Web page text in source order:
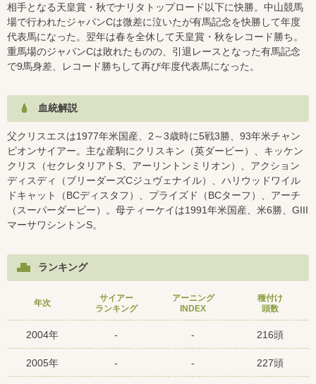
相手となる天皇賞・秋でナリタトップロード以下に快勝。中山競馬
場で行われたジャパンCは微差に泣いたが有馬記念を快勝して年度
代表馬になった。翌年は春を全休して天皇賞・秋をレコード勝ち。
重馬場のジャパンCは敗れたものの、引退レースとなった有馬記念
で9馬身差、レコード勝ちして再び年度代表馬になった。
血統解説
父クリスエスは1977年米国産、2～3歳時に5戦3勝、93年米チャン
ピオンサイアー。主な産駒にクリスキン（英ダービー）、キッケン
クリス（セクレタリアトS、アーリントンミリオン）、アクション
ディスディ（ブリーダーズCジュヴェナイル）、ハリウッドワイル
ドキャット（BCディスタフ）、プライズド（BCターフ）、アーチ
（スーパーダービー）。母ティーケイは1991年米国産、米6勝、GIII
マーサワシントンS。
ランキング
年次
サイアー
ランキング
アーニング
INDEX
種付け
頭数
2004年 - - 216頭
2005年 - - 227頭